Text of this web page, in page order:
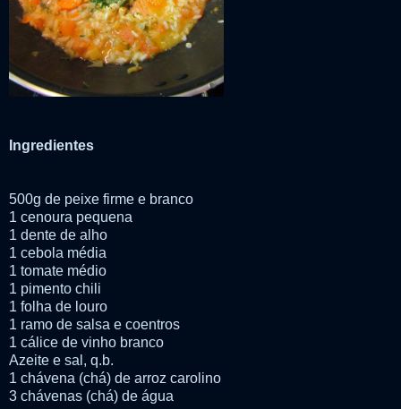
Ingredientes
500g de peixe firme e branco
1 cenoura pequena
1 dente de alho
1 cebola média
1 tomate médio
1 pimento chili
1 folha de louro
1 ramo de salsa e coentros
1 cálice de vinho branco
Azeite e sal, q.b.
1 chávena (chá) de arroz carolino
3 chávenas (chá) de água